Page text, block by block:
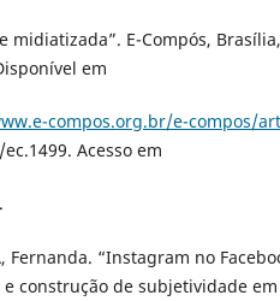
midiatizada”. E-Compós,
em
compos.org.br/e-compos/
Acesso em
Fernanda. “Instagram no
construção de subjetividade